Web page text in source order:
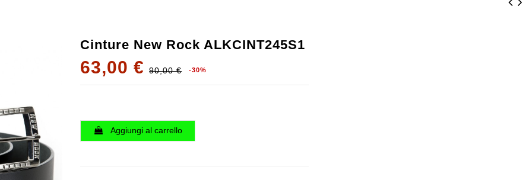
Cinture New Rock ALKCINT245S1
63,00 € 90,00 € -30%
Aggiungi al carrello